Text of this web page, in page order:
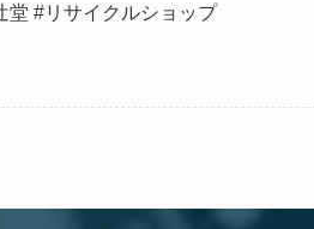
堂 #リサイクルショップ